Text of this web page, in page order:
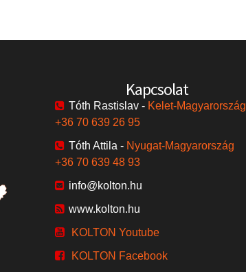
Kapcsolat
Tóth Rastislav - Kelet-Magyarország
+36 70 639 26 95
Tóth Attila - Nyugat-Magyarország
+36 70 639 48 93
info@kolton.hu
www.kolton.hu
KOLTON Youtube
KOLTON Facebook